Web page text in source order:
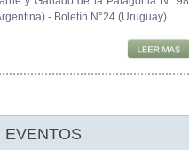
- Boletín N°24 (Uruguay).
EVENTOS